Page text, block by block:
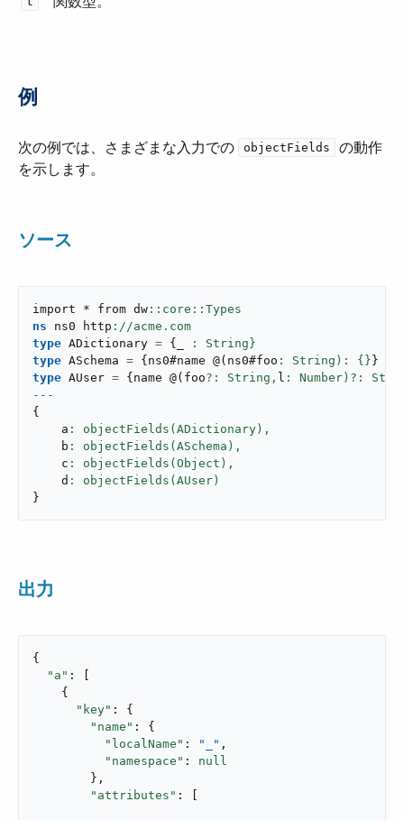
例
次の例では、さまざまな入力での ​ objectFields
​ の動作
を示します。
ソース
import * from dw
ns ns0 http
type ADictionary = {
: String}
type ASchema = { ns0#name @( ns0#foo : String): {} }
type AUser = { name @( foo? : String, l : Number)?:
---
{
    a
: objectFields(ADictionary),
    b
: objectFields(ASchema),
    c
: objectFields(Object),
    d
}
出力
{
"a" : [
    {
"key" : {
"name" : {
"localName" : "_" ,
"namespace" : null
        },
"attributes" : [